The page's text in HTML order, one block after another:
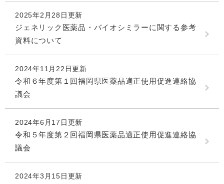
2025年2月28日更新
ジェネリック医薬品・バイオシミラーに関する参考
資料について
2024年11月22日更新
令和６年度第１回福岡県医薬品適正使用促進連絡協
議会
2024年6月17日更新
令和５年度第２回福岡県医薬品適正使用促進連絡協
議会
2024年3月15日更新